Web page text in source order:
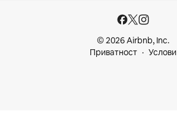
© 2026 Airbnb, Inc.
Приватност
Услови